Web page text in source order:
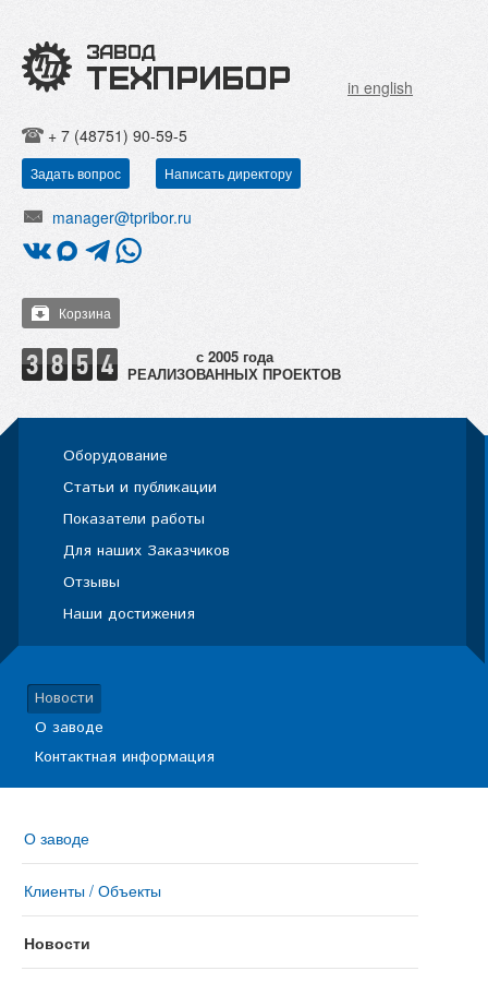
in english
+ 7 (48751) 90-59-5
Задать вопрос Написать директору
manager@tpribor.ru
Корзина
РЕАЛИЗОВАННЫХ ПРОЕКТОВ
Оборудование
Статьи и публикации
Показатели работы
Для наших Заказчиков
Отзывы
Наши достижения
Новости
О заводе
Контактная информация
О заводе
Клиенты / Объекты
Новости